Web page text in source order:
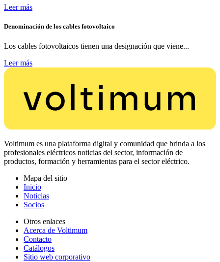
Leer más
Denominación de los cables fotovoltaico
Los cables fotovoltaicos tienen una designación que viene...
Leer más
Voltimum es una plataforma digital y comunidad que brinda a los
profesionales eléctricos noticias del sector, información de
productos, formación y herramientas para el sector eléctrico.
Mapa del sitio
Inicio
Noticias
Socios
Otros enlaces
Acerca de Voltimum
Contacto
Catálogos
Sitio web corporativo